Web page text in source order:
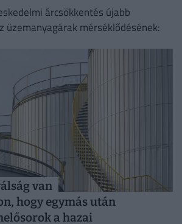
árcsökkentés újabb
üzemanyagárak mérséklődésének:
van
hogy egymás után
a hazai